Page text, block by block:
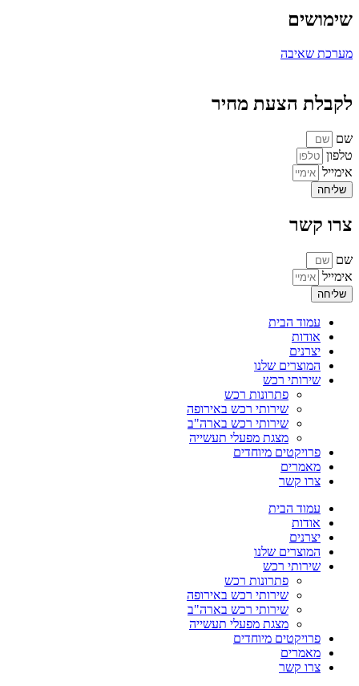
שימושים
מערכת שאיבה
לקבלת הצעת מחיר
שם
טלפון
אימייל
שליחה
צרו קשר
שם
אימייל
שליחה
עמוד הבית
אודות
יצרנים
המוצרים שלנו
שירותי רכש
פתרונות רכש
שירותי רכש באירופה
שירותי רכש בארה"ב
מצגת מפעלי תעשייה
פרויקטים מיוחדים
מאמרים
צרו קשר
עמוד הבית
אודות
יצרנים
המוצרים שלנו
שירותי רכש
פתרונות רכש
שירותי רכש באירופה
שירותי רכש בארה"ב
מצגת מפעלי תעשייה
פרויקטים מיוחדים
מאמרים
צרו קשר